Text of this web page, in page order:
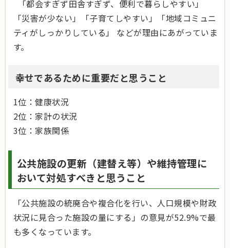
「都会すぎず田舎すぎず、便利で暮らしやすい」
「災害が少ない」「子育てしやすい」「地域コミュニ
ティがしっかりしている」 などが理由にあがっていま
す。
幸せであるために重要だと思うこと
1位：健康状況
2位：家計の状況
3位：家族関係
公共施設の更新（建替え等）や維持管理に
おいて対処すべきと思うこと
「公共施設の統廃合や複合化を行い、人口規模や財政
状況に見合った施設の量にする」の意見が52.9%で最
も多くなっています。